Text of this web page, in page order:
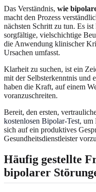
Das Verständnis, wie
macht den Prozess
nächsten Schritt zu tun. Es
sorgfältige, vielschichtige
die Anwendung klinischer
Ursachen umfasst.
Klarheit zu suchen, ist ein
mit der Selbsterkenntnis und
haben die Kraft, auf einem
voranzuschreiten.
Bereit, den ersten,
kostenlosen Bipolar-Test, um
sich auf ein produktives
Gesundheitsdienstleister
Häufig gestellte
bipolarer